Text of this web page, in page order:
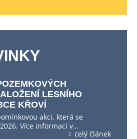
LESNÍHO
KŘOVÍ
akci, která se
Více informací v…
celý článek